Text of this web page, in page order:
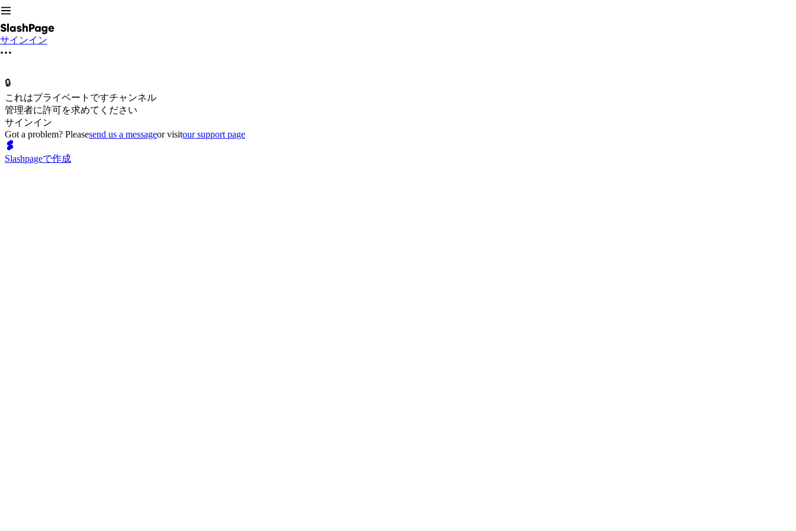
サインイン
🔒
これはプライベートですチャンネル
管理者に許可を求めてください
サインイン
Got a problem? Pleasesend us a messageor visitour support page
Slashpageで作成